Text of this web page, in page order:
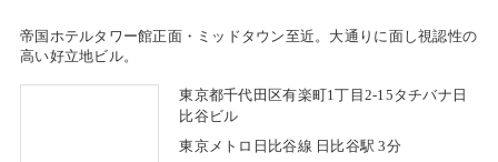
帝国ホテルタワー館正面・ミッドタウン至近。大通りに面し視認性の
高い好立地ビル。
東京都千代田区有楽町1丁目2-15タチバナ日
比谷ビル
東京メトロ日比谷線 日比谷駅 3分